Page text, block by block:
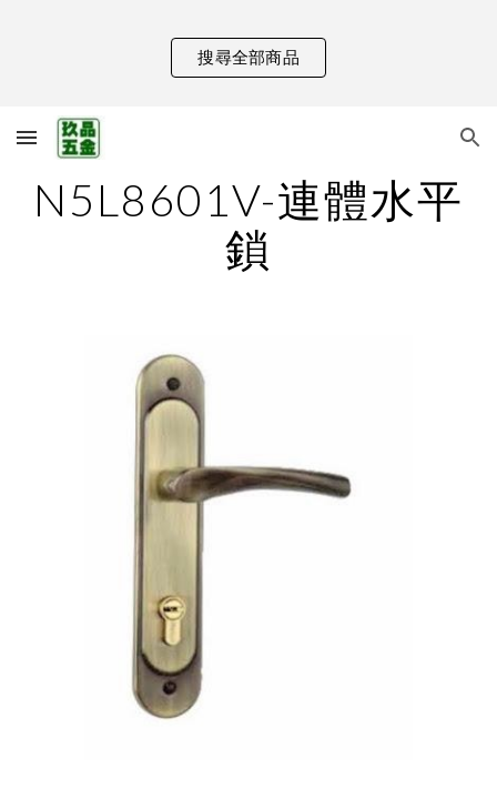
Skip to main content
搜尋全部商品
N5L8601V-連體水平
鎖